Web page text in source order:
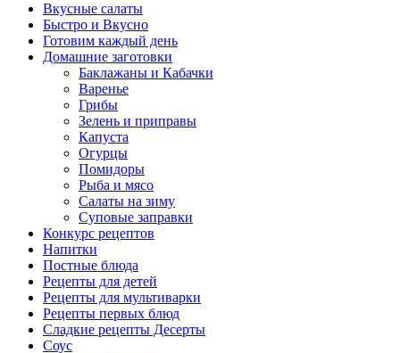
Вкусные салаты
Быстро и Вкусно
Готовим каждый день
Домашние заготовки
Баклажаны и Кабачки
Варенье
Грибы
Зелень и приправы
Капуста
Огурцы
Помидоры
Рыба и мясо
Салаты на зиму
Суповые заправки
Конкурс рецептов
Напитки
Постные блюда
Рецепты для детей
Рецепты для мультиварки
Рецепты первых блюд
Сладкие рецепты Десерты
Соус